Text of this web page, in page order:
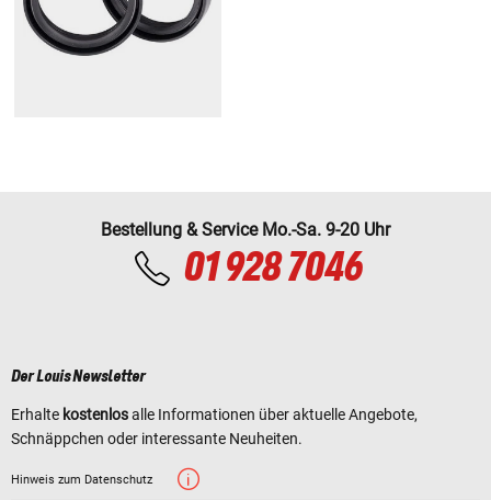
Bestellung & Service Mo.-Sa. 9-20 Uhr
01 928 7046
Der Louis Newsletter
Erhalte kostenlosalle Informationen über aktuelle Angebote,
Schnäppchen oder interessante Neuheiten.
Hinweis zum Datenschutz